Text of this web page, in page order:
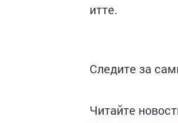
итте.
Следите за
Читайте